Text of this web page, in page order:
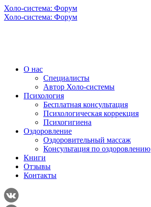
Холо-система: Форум
Холо-система: Форум
О нас
Специалисты
Автор Холо-системы
Психология
Бесплатная консультация
Психологическая коррекция
Психогигиена
Оздоровление
Оздоровительный массаж
Консультация по оздоровлению
Книги
Отзывы
Контакты